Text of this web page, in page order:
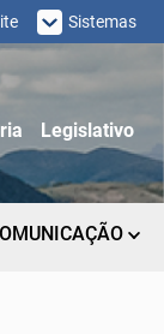
Sistemas
Legislativo